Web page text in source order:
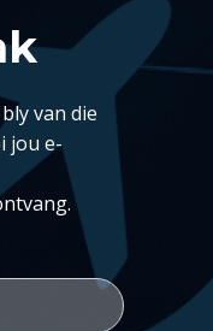
van die
jou e-